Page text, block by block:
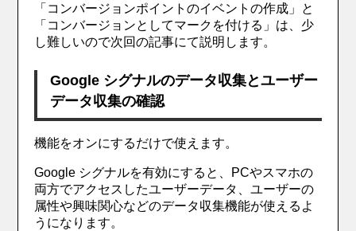
「 コンバージョンポイントのイベントの作成」と
「コンバージョンとしてマークを付ける 」は、少
し難しいので次回の記事にて説明します。
Google シグナルのデータ収集とユーザー
データ収集の確認
機能をオンにするだけで使えます。
Google シグナルを有効にすると、PCやスマホの
両方でアクセスしたユーザーデータ、ユーザーの
属性や興味関心などのデータ収集機能が使えるよ
うになります。